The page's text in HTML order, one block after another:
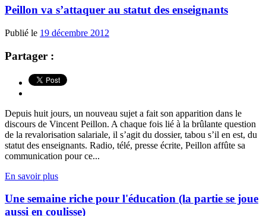
Peillon va s’attaquer au statut des enseignants
Publié le 19 décembre 2012
Partager :
Depuis huit jours, un nouveau sujet a fait son apparition dans le
discours de Vincent Peillon. A chaque fois lié à la brûlante question
de la revalorisation salariale, il s’agit du dossier, tabou s’il en est, du
statut des enseignants. Radio, télé, presse écrite, Peillon affûte sa
communication pour ce...
En savoir plus
Une semaine riche pour l'éducation (la partie se joue
aussi en coulisse)